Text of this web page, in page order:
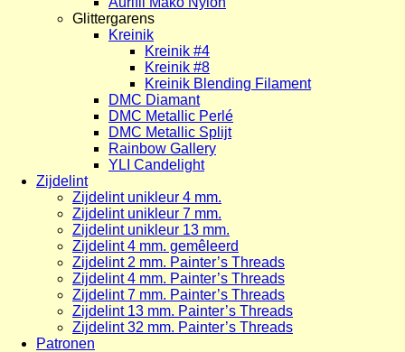
Glittergarens
Kreinik
Kreinik #4
Kreinik #8
Kreinik Blending Filament
DMC Diamant
DMC Metallic Perlé
DMC Metallic Splijt
Rainbow Gallery
YLI Candelight
Zijdelint
Zijdelint unikleur 4 mm.
Zijdelint unikleur 7 mm.
Zijdelint unikleur 13 mm.
Zijdelint 4 mm. gemêleerd
Zijdelint 2 mm. Painter’s Threads
Zijdelint 4 mm. Painter’s Threads
Zijdelint 7 mm. Painter’s Threads
Zijdelint 13 mm. Painter’s Threads
Zijdelint 32 mm. Painter’s Threads
Patronen